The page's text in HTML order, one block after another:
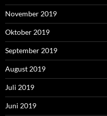
November 2019
Oktober 2019
September 2019
August 2019
Juli 2019
Juni 2019